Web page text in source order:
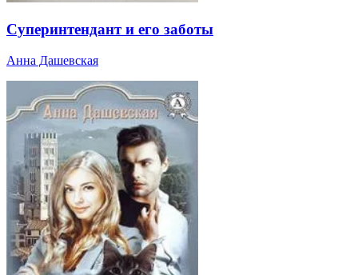
Суперинтендант и его заботы
Анна Дашевская